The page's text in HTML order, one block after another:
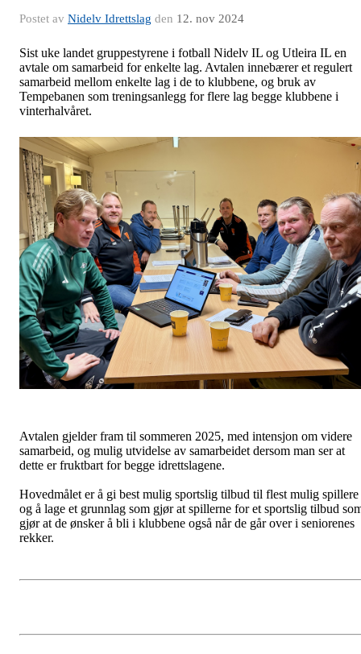
Postet av Nidelv Idrettslag den 12. nov 2024
Sist uke landet gruppestyrene i fotball Nidelv IL og Utleira IL en
avtale om samarbeid for enkelte lag. Avtalen innebærer et regulert
samarbeid mellom enkelte lag i de to klubbene, og bruk av
Tempebanen som treningsanlegg for flere lag begge klubbene i
vinterhalvåret.
Avtalen gjelder fram til sommeren 2025, med intensjon om videre
samarbeid, og mulig utvidelse av samarbeidet dersom man ser at
dette er fruktbart for begge idrettslagene.
Hovedmålet er å gi best mulig sportslig tilbud til flest mulig spillere
og å lage et grunnlag som gjør at spillerne for et sportslig tilbud
gjør at de ønsker å bli i klubbene også når de går over i seniorenes
rekker.